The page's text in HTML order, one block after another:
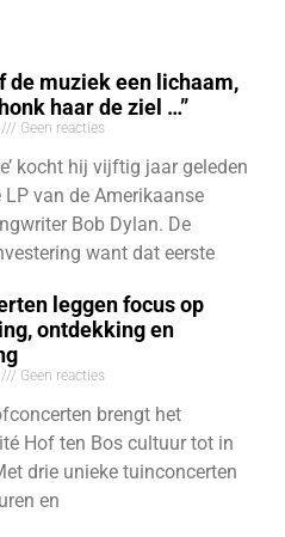
de muziek een lichaam,
haar de ziel …”
Geen reacties
kocht hij vijftig jaar geleden
LP van de Amerikaanse
Bob Dylan. De
want dat eerste
leggen focus op
ontdekking en
Geen reacties
brengt het
Hof ten Bos cultuur tot in
drie unieke tuinconcerten
en